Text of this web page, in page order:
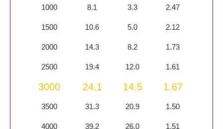
1000 8.1 3.3 2.47
1500 10.6 5.0 2.12
2000 14.3 8.2 1.73
2500 19.4 12.0 1.61
3000 24.1 14.5 1.67
3500 31.3 20.9 1.50
4000 39.2 26.0 1.51